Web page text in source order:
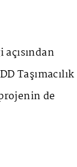
Taşımacılık
de